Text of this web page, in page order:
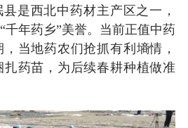
是西北中药材主产区之一，
千年药乡”美誉。当前正值中药
当地药农们抢抓有利墒情，
药苗，为后续春耕种植做准